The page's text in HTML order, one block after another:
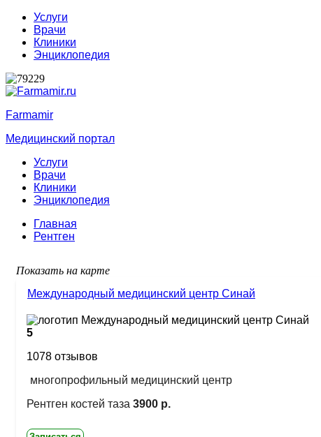
Услуги
Врачи
Клиники
Энциклопедия
Farmamir
Медицинский портал
Услуги
Врачи
Клиники
Энциклопедия
Главная
Рентген
Показать на карте
Международный медицинский центр Синай
5
1078 отзывов
многопрофильный медицинский центр
Рентген костей таза 3900 р.